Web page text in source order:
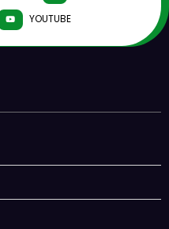
YOUTUBE